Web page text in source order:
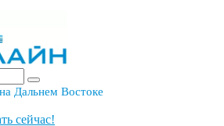
Дальнем Востоке
сейчас!